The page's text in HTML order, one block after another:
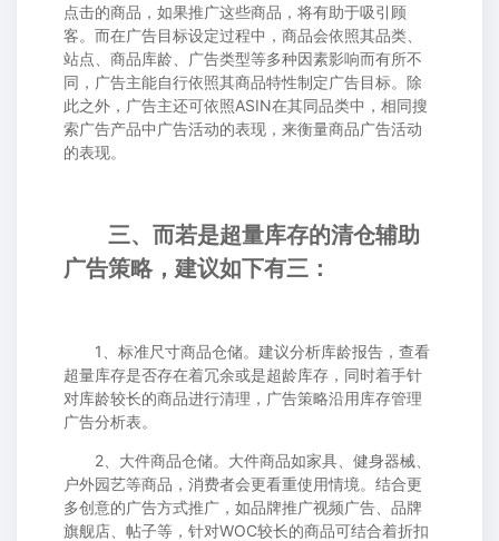
点击的商品，如果推广这些商品，将有助于吸引顾
客。而在广告目标设定过程中，商品会依照其品类、
站点、商品库龄、广告类型等多种因素影响而有所不
同，广告主能自行依照其商品特性制定广告目标。除
此之外，广告主还可依照ASIN在其同品类中，相同搜
索广告产品中广告活动的表现，来衡量商品广告活动
的表现。
三、而若是超量库存的清仓辅助
广告策略，建议如下有三：
1、标准尺寸商品仓储。建议分析库龄报告，查看
超量库存是否存在着冗余或是超龄库存，同时着手针
对库龄较长的商品进行清理，广告策略沿用库存管理
广告分析表。
2、大件商品仓储。大件商品如家具、健身器械、
户外园艺等商品，消费者会更看重使用情境。结合更
多创意的广告方式推广，如品牌推广视频广告、品牌
旗舰店、帖子等，针对WOC较长的商品可结合着折扣